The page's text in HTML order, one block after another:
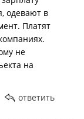
одевают в
Платят
не
на
ответить